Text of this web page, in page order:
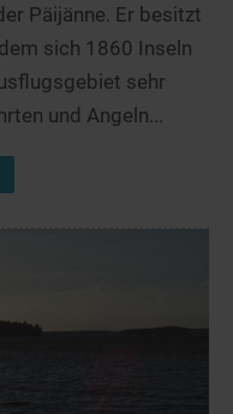
Päijänne. Er besitzt
sich 1860 Inseln
sehr
und Angeln...